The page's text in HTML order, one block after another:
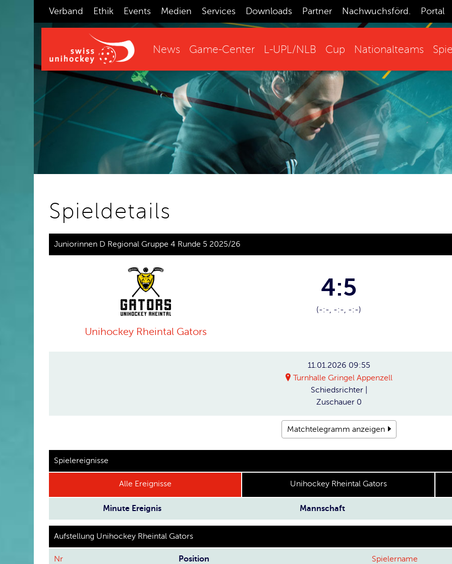
Verband Ethik Events Medien Services Downloads Partner Nachwuchsförd. Portal
News Game-Center L-UPL/NLB Cup Nationalteams
Spieldetails
Juniorinnen D Regional Gruppe 4 Runde 5 2025/26
Unihockey Rheintal Gators
4:5
(-:-, -:-, -:-)
11.01.2026 09:55
Turnhalle Gringel Appenzell
Schiedsrichter
Zuschauer 0
Matchtelegramm anzeigen
Spielereignisse
Alle Ereignisse Unihockey Rheintal Gators
Minute Ereignis Mannschaft
Aufstellung Unihockey Rheintal Gators
Nr Position Spielername